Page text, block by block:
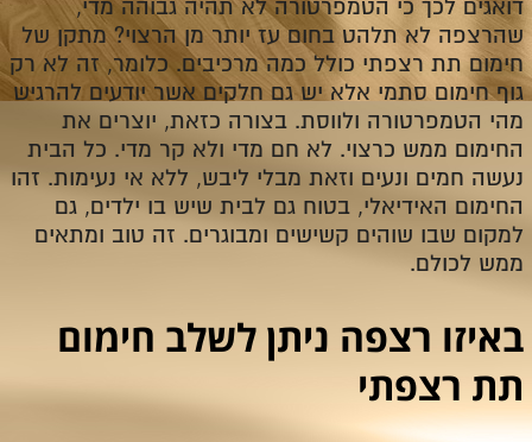
דואגים לכך כי הטמפרטורה לא תהיה גבוהה מדי,
שהרצפה לא תלהט בחום עז יותר מן הרצוי? מתקן של
חימום תת רצפתי כולל כמה מרכיבים. כלומר, זה לא רק
גוף חימום סתמי אלא יש גם חלקים אשר יודעים להרגיש
מהי הטמפרטורה ולווסת. בצורה כזאת, יוצרים את
החימום ממש כרצוי. לא חם מדי ולא קר מדי. כל הבית
נעשה חמים ונעים וזאת מבלי ליבש, ללא אי נעימות. זהו
החימום האידיאלי, בטוח גם לבית שיש בו ילדים, גם
למקום שבו שוהים קשישים ומבוגרים. זה טוב ומתאים
ממש לכולם.
באיזו רצפה ניתן לשלב חימום
תת רצפתי